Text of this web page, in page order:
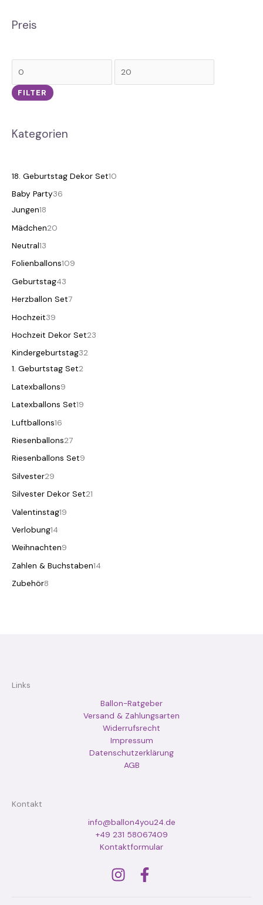
Preis
FILTER
Kategorien
18. Geburtstag Dekor Set10
Baby Party36
Jungen18
Mädchen20
Neutral13
Folienballons109
Geburtstag43
Herzballon Set7
Hochzeit39
Hochzeit Dekor Set23
Kindergeburtstag32
1. Geburtstag Set2
Latexballons9
Latexballons Set19
Luftballons16
Riesenballons27
Riesenballons Set9
Silvester29
Silvester Dekor Set21
Valentinstag19
Verlobung14
Weihnachten9
Zahlen & Buchstaben14
Zubehör8
Links
Ballon-Ratgeber
Versand & Zahlungsarten
Widerrufsrecht
Impressum
Datenschutzerklärung
AGB
Kontakt
info@ballon4you24.de
+49 231 58067409
Kontaktformular